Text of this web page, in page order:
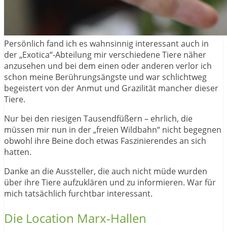
Persönlich fand ich es wahnsinnig interessant auch in
der „Exotica“-Abteilung mir verschiedene Tiere näher
anzusehen und bei dem einen oder anderen verlor ich
schon meine Berührungsängste und war schlichtweg
begeistert von der Anmut und Grazilität mancher dieser
Tiere.
Nur bei den riesigen Tausendfüßern – ehrlich, die
müssen mir nun in der „freien Wildbahn“ nicht begegnen
obwohl ihre Beine doch etwas Faszinierendes an sich
hatten.
Danke an die Aussteller, die auch nicht müde wurden
über ihre Tiere aufzuklären und zu informieren. War für
mich tatsächlich furchtbar interessant.
Die Location Marx-Hallen